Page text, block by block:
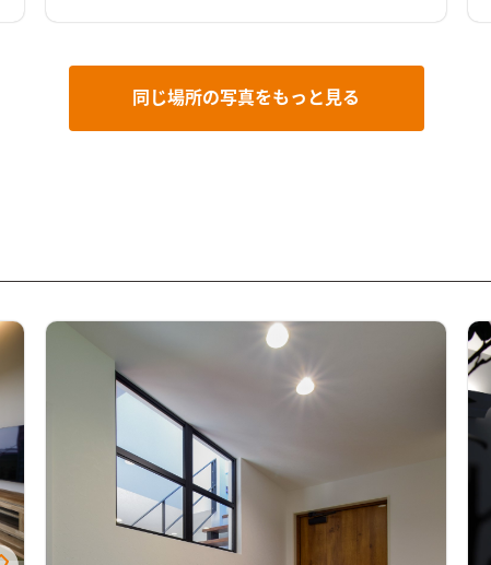
る空間を演出しました。 カーテンボックスを造作し、カ
い工夫も施しています。プライベートなホビールームオ
えて個室化したプライベートなホビールーム。 たくさん
同じ場所の写真をもっと見る